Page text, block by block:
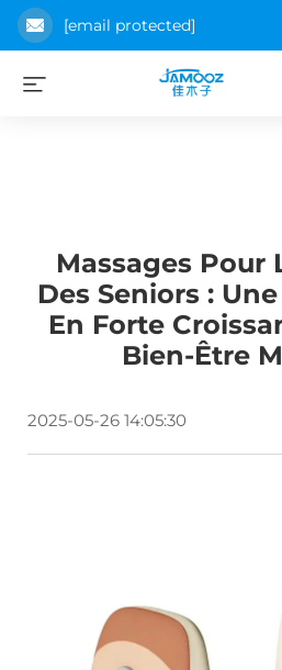
[email protected]
Massages Pour
Des Seniors :
En Forte
Bien-Être
2025-05-26 14:05:30